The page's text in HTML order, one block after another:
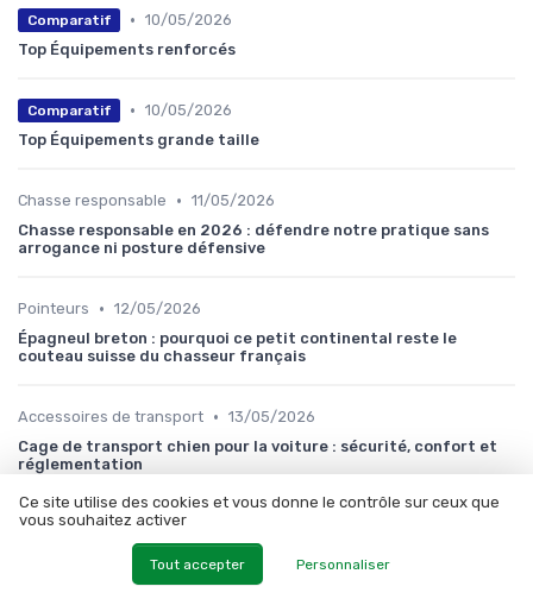
Comparatif • 10/05/2026
Top Équipements renforcés
Comparatif • 10/05/2026
Top Équipements grande taille
Chasse responsable • 11/05/2026
Chasse responsable en 2026 : défendre notre pratique sans
arrogance ni posture défensive
Pointeurs • 12/05/2026
Épagneul breton : pourquoi ce petit continental reste le
couteau suisse du chasseur français
Accessoires de transport • 13/05/2026
Cage de transport chien pour la voiture : sécurité, confort et
réglementation
Techniques de base •
Field trials : comment préparer son chien d'arrêt à concourir
Ce site utilise des cookies et vous donne le contrôle sur ceux que
vous souhaitez activer
Tout accepter Personnaliser